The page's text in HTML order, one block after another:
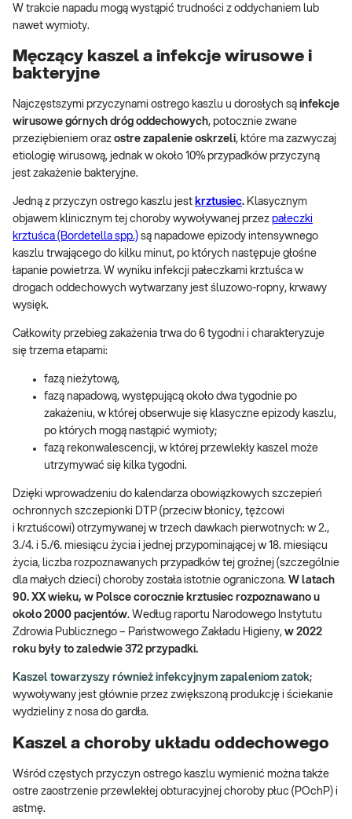
W trakcie napadu mogą wystąpić trudności z oddychaniem lub
nawet wymioty.
Męczący kaszel a infekcje wirusowe i
bakteryjne
Najczęstszymi przyczynami ostrego kaszlu u dorosłych są infekcje
wirusowe górnych dróg oddechowych, potocznie zwane
przeziębieniem oraz ostre zapalenie oskrzeli, które ma zazwyczaj
etiologię wirusową, jednak w około 10% przypadków przyczyną
jest zakażenie bakteryjne.
Jedną z przyczyn ostrego kaszlu jest krztusiec. Klasycznym
objawem klinicznym tej choroby wywoływanej przez pałeczki
krztuśca (Bordetella spp.) są napadowe epizody intensywnego
kaszlu trwającego do kilku minut, po których następuje głośne
łapanie powietrza. W wyniku infekcji pałeczkami krztuśca w
drogach oddechowych wytwarzany jest śluzowo-ropny, krwawy
wysięk.
Całkowity przebieg zakażenia trwa do 6 tygodni i charakteryzuje
się trzema etapami:
fazą nieżytową,
fazą napadową, występującą około dwa tygodnie po
zakażeniu, w której obserwuje się klasyczne epizody kaszlu,
po których mogą nastąpić wymioty;
fazą rekonwalescencji, w której przewlekły kaszel może
utrzymywać się kilka tygodni.
Dzięki wprowadzeniu do kalendarza obowiązkowych szczepień
ochronnych szczepionki DTP (przeciw błonicy, tężcowi
i krztuścowi) otrzymywanej w trzech dawkach pierwotnych: w 2.,
3./4. i 5./6. miesiącu życia i jednej przypominającej w 18. miesiącu
życia, liczba rozpoznawanych przypadków tej groźnej (szczególnie
dla małych dzieci) choroby została istotnie ograniczona. W latach
90. XX wieku, w Polsce corocznie krztusiec rozpoznawano u
około 2000 pacjentów. Według raportu Narodowego Instytutu
Zdrowia Publicznego – Państwowego Zakładu Higieny, w 2022
roku były to zaledwie 372 przypadki.
Kaszel towarzyszy również infekcyjnym zapaleniom zatok;
wywoływany jest głównie przez zwiększoną produkcję i ściekanie
wydzieliny z nosa do gardła.
Kaszel a choroby układu oddechowego
Wśród częstych przyczyn ostrego kaszlu wymienić można także
ostre zaostrzenie przewlekłej obturacyjnej choroby płuc (POchP) i
astmę.